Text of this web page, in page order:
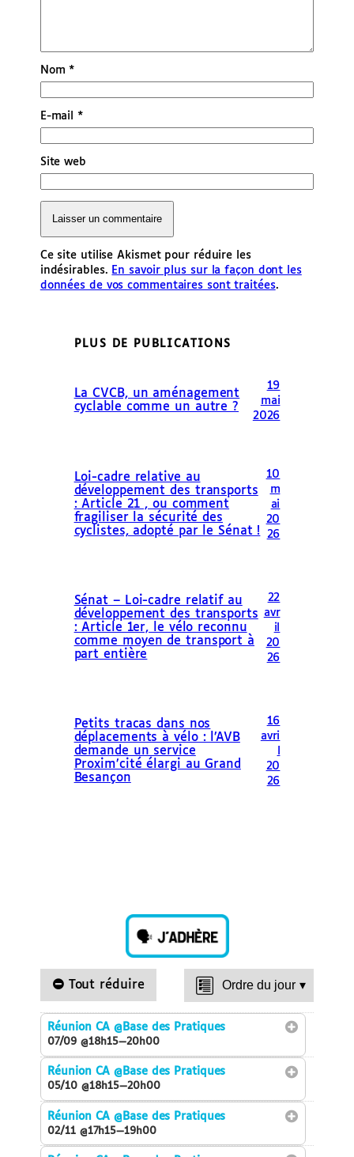
Nom*
E-mail*
Site web
Ce site utilise Akismet pour réduire les
indésirables. En savoir plus sur la façon dont les
données de vos commentaires sont traitées.
PLUS DE PUBLICATIONS
La CVCB, un aménagement
cyclable comme un autre ?
19
mai
2026
Loi-cadre relative au
développement des transports
: Article 21 , ou comment
fragiliser la sécurité des
cyclistes, adopté par le Sénat !
10
m
ai
20
26
Sénat – Loi-cadre relatif au
développement des transports
: Article 1er, le vélo reconnu
comme moyen de transport à
part entière
22
avr
il
20
26
Petits tracas dans nos
déplacements à vélo : l’AVB
demande un service
Proxim’cité élargi au Grand
Besançon
16
avri
20
26
Tout réduire Ordre du jour ▾
Réunion CA@Base des Pratiques
07/09 @18h15—20h00
Réunion CA@Base des Pratiques
05/10 @18h15—20h00
Réunion CA@Base des Pratiques
02/11 @17h15—19h00